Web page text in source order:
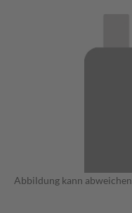
Abbildung kann abweichen